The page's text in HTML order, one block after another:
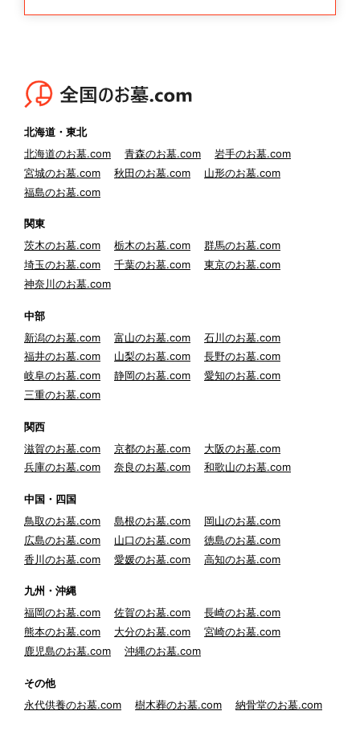
北海道・東北
北海道のお墓.com
青森のお墓.com
岩手のお墓.com
宮城のお墓.com
秋田のお墓.com
山形のお墓.com
福島のお墓.com
関東
茨木のお墓.com
栃木のお墓.com
群馬のお墓.com
埼玉のお墓.com
千葉のお墓.com
東京のお墓.com
神奈川のお墓.com
中部
新潟のお墓.com
富山のお墓.com
石川のお墓.com
福井のお墓.com
山梨のお墓.com
長野のお墓.com
岐阜のお墓.com
静岡のお墓.com
愛知のお墓.com
三重のお墓.com
関西
滋賀のお墓.com
京都のお墓.com
大阪のお墓.com
兵庫のお墓.com
奈良のお墓.com 和歌山のお墓.com
中国・四国
鳥取のお墓.com
島根のお墓.com
岡山のお墓.com
広島のお墓.com
山口のお墓.com
徳島のお墓.com
香川のお墓.com
愛媛のお墓.com 高知のお墓.com
九州・沖縄
福岡のお墓.com
佐賀のお墓.com
長崎のお墓.com
熊本のお墓.com
大分のお墓.com
宮崎のお墓.com
鹿児島のお墓.com
沖縄のお墓.com
その他
永代供養のお墓.com
樹木葬のお墓.com 納骨堂のお墓.com